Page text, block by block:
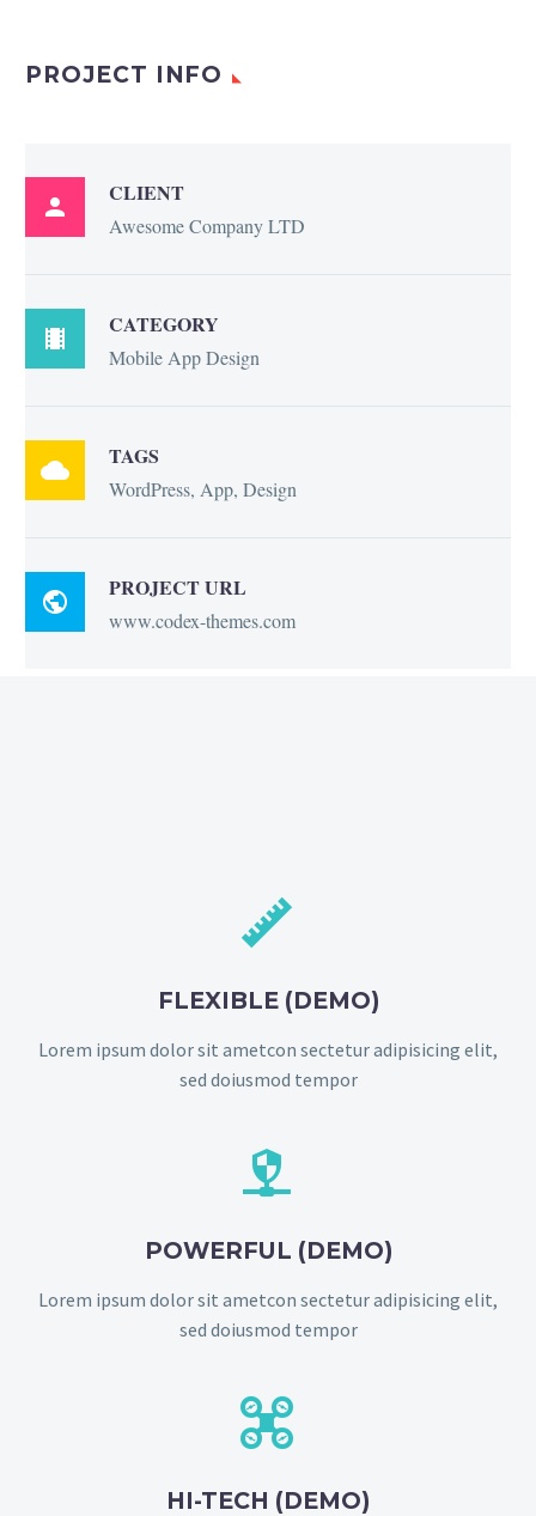
PROJECT INFO

CLIENT
Awesome Company LTD

CATEGORY
Mobile App Design

TAGS
WordPress, App, Design

PROJECT URL
www.codex-themes.com


FLEXIBLE (DEMO)
Lorem ipsum dolor sit ametcon sectetur adipisicing elit,
sed doiusmod tempor


POWERFUL (DEMO)
Lorem ipsum dolor sit ametcon sectetur adipisicing elit,
sed doiusmod tempor


HI-TECH (DEMO)